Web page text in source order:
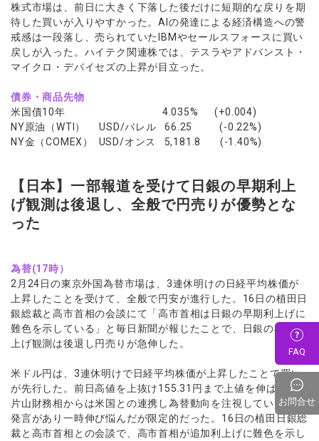
株式市場は、前日に大きく下落した後だけに短期的な戻りを期
待した買いが入りやすかった。AIの発達による経済構造への警
戒感は一段落し、売られていたIBMやセールスフォースに買い
戻しが入った。ハイテク関連株では、テスラやアドバンスト・
マイクロ・デバイセズの上昇が目立った。
債券・商品先物
米国債10年 4.035% (+0.004)
NY原油（WTI） USD/バレル 66.25 (-0.22%)
NY金（COMEX） USD/オンス 5,181.8 (-1.40%)
【日本】一部報道を受けて日銀の早期利上
げ観測は後退し、全般で円売りが優勢とな
った
為替(17時）
2月24日の東京外国為替市場は、3連休明けの日経平均株価が
上昇したことを受けて、全般で円安が進行した。16日の植田日
銀総裁と高市首相の会談にて「高市首相は日銀の早期利上げに
難色を示している」と毎日新聞が報じたことで、日銀の早期利
上げ観測は後退し円売りが急伸した。
米ドル円は、3連休明けで日経平均株価が上昇したことで買い
が先行した。前日高値を上抜け155.31円まで上値を伸ばした。
片山財務相からは米国との連携し為替動向を注視しているとの
発言があり一時伸び悩んだが限定的だった。16日の植田日銀総
裁と高市首相との会談で、高市首相が追加利上げに難色を示し
FAQ
お問合せ